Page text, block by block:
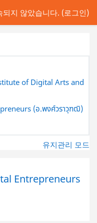
되지 않았습니다. (로그인)
of Digital Arts and
(อ.พงศ์วราวุฑฒิ)
유지관리 모드
Entrepreneurs